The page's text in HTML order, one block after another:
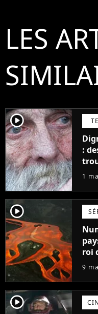
LES
player2
:
1
player2
roi
9
player2